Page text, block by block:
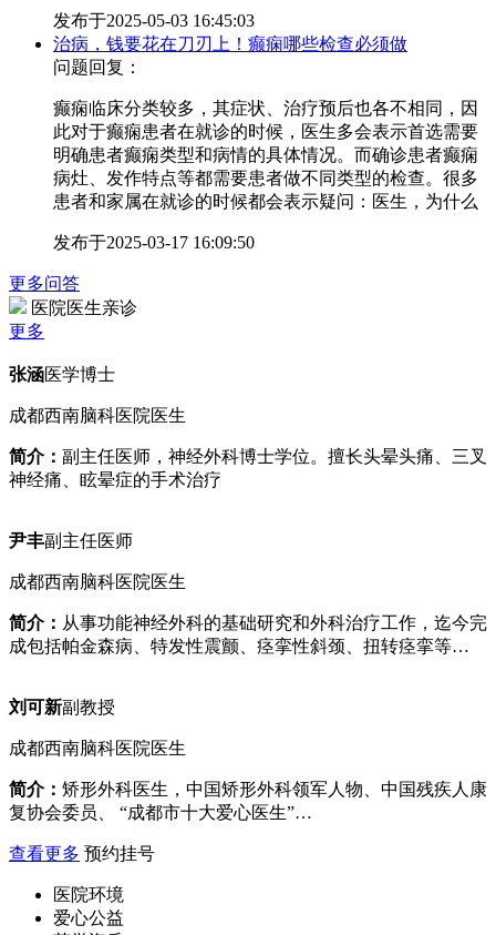
发布于2025-05-03 16:45:03
治病，钱要花在刀刃上！癫痫哪些检查必须做
问题回复：
癫痫临床分类较多，其症状、治疗预后也各不相同，因
此对于癫痫患者在就诊的时候，医生多会表示首选需要
明确患者癫痫类型和病情的具体情况。而确诊患者癫痫
病灶、发作特点等都需要患者做不同类型的检查。很多
患者和家属在就诊的时候都会表示疑问：医生，为什么
发布于2025-03-17 16:09:50
更多问答
医院医生亲诊
更多
张涵医学博士
成都西南脑科医院医生
简介： 副主任医师，神经外科博士学位。擅长头晕头痛、三叉
神经痛、眩晕症的手术治疗
尹丰副主任医师
成都西南脑科医院医生
简介： 从事功能神经外科的基础研究和外科治疗工作，迄今完
成包括帕金森病、特发性震颤、痉挛性斜颈、扭转痉挛等…
刘可新副教授
成都西南脑科医院医生
简介： 矫形外科医生，中国矫形外科领军人物、中国残疾人康
复协会委员、 “成都市十大爱心医生”…
查看更多 预约挂号
医院环境
爱心公益